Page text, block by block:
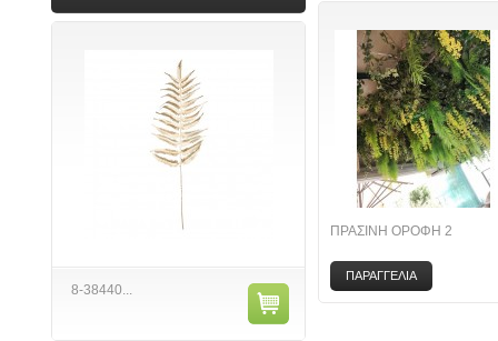
8-38440...
ΠΡΑΣΙΝΗ ΟΡΟΦΗ 2
ΠΑΡΑΓΓΕΛΙΑ